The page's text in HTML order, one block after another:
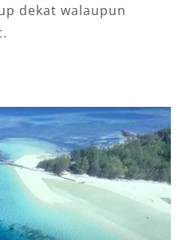
dekat walaupun